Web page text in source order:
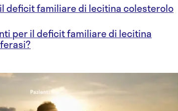
deficit familiare di lecitina colesterolo
per il deficit familiare di lecitina